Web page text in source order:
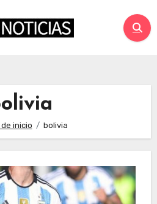
inicio bolivia